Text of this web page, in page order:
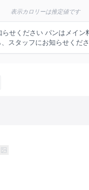
表示カロリーは推定値です
せください パンはメイン
スタッフにお知らせくださ